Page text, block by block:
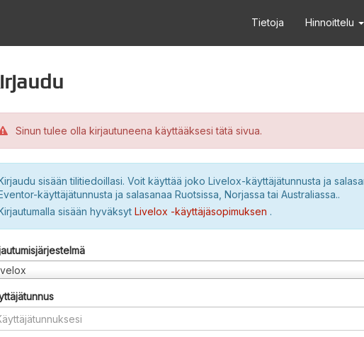
Tietoja Hinnoittelu
Sinun tulee olla kirjautuneena käyttääksesi tätä sivua.
sisään tilitiedoillasi. Voit käyttää joko Livelox-käyttäjätunnusta ja
käyttäjätunnusta ja salasanaa Ruotsissa, Norjassa tai Australiassa..
sisään hyväksyt Livelox -käyttäjäsopimuksen .